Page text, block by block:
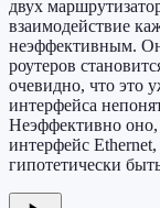
двух
взаимодействие
неэффективным.
роутеров
очевидно, что это
интерфейса
Неэффективно оно,
интерфейс
гипотетически